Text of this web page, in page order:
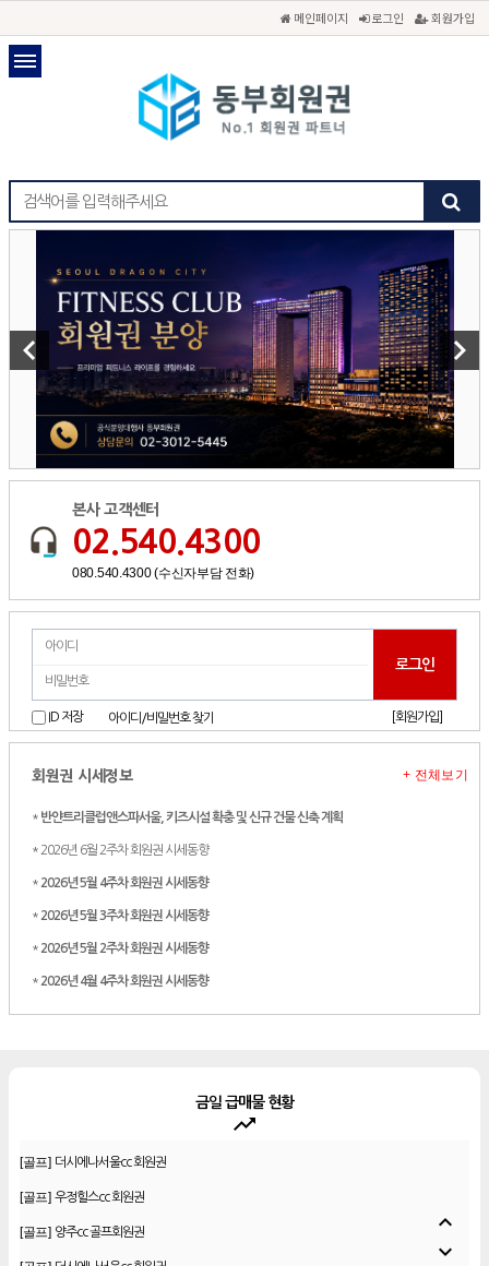
메인페이지 로그인 회원가입
keyboard_arrow_left keyboard_arrow_right
본사 고객센터
02.540.4300
080.540.4300 (수신자부담 전화)
ID 저장 아이디/비밀번호 찾기 [회원가입]
회원권 시세정보
* 반얀트리클럽앤스파서울, 키즈시설 확충 및 신규 건물 신축 계획
* 2026년 6월 2주차 회원권 시세동향
* 2026년 5월 4주차 회원권 시세동향
* 2026년 5월 3주차 회원권 시세동향
* 2026년 5월 2주차 회원권 시세동향
* 2026년 4월 4주차 회원권 시세동향
+ 전체보기
금일 급매물 현황
trending_up
[골프]
[골프]
[골프]
expand_less
expand_more